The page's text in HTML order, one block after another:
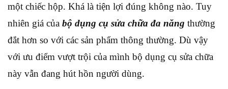
một chiếc hộp. Khá là tiện lợi đúng không nào. Tuy
nhiên giá của bộ dụng cụ sửa chữa đa năng thường
đắt hơn so với các sản phẩm thông thường. Dù vậy
với ưu điểm vượt trội của mình bộ dụng cụ sửa chữa
này vẫn đang hút hồn người dùng.